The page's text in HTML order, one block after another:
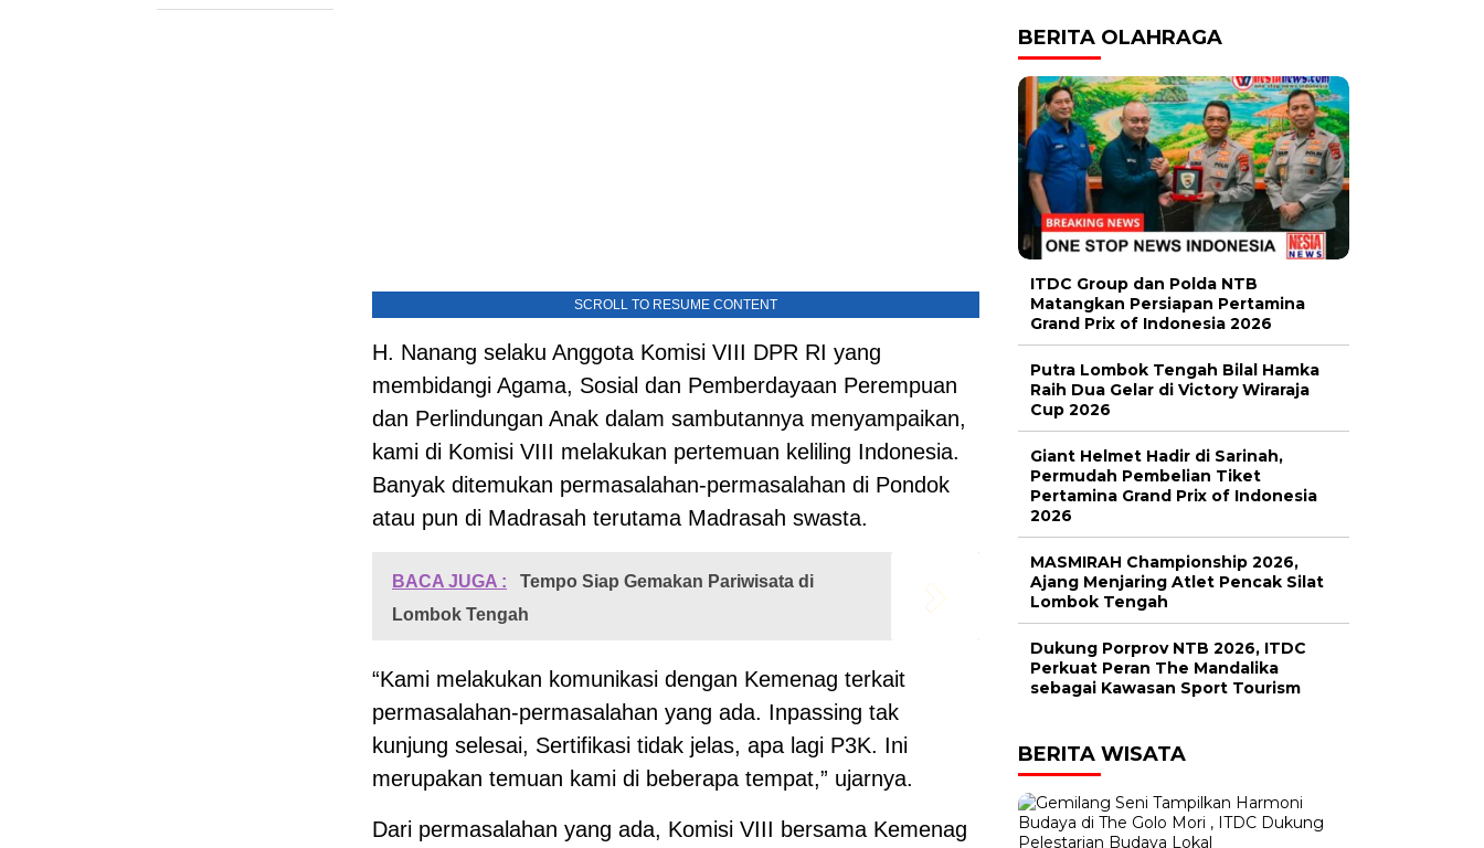
SCROLL TO RESUME CONTENT
H. Nanang selaku Anggota Komisi VIII DPR RI yang
membidangi Agama, Sosial dan Pemberdayaan Perempuan
dan Perlindungan Anak dalam sambutannya menyampaikan,
kami di Komisi VIII melakukan pertemuan keliling Indonesia.
Banyak ditemukan permasalahan-permasalahan di Pondok
atau pun di Madrasah terutama Madrasah swasta.
BACA JUGA :
Tempo Siap Gemakan Pariwisata di
Lombok Tengah
“Kami melakukan komunikasi dengan Kemenag terkait
permasalahan-permasalahan yang ada. Inpassing tak
kunjung selesai, Sertifikasi tidak jelas, apa lagi P3K. Ini
merupakan temuan kami di beberapa tempat,” ujarnya.
Dari permasalahan yang ada, Komisi VIII bersama Kemenag
BERITA OLAHRAGA
ITDC Group dan Polda NTB
Matangkan Persiapan Pertamina
Grand Prix of Indonesia 2026
Putra Lombok Tengah Bilal Hamka
Raih Dua Gelar di Victory Wiraraja
Cup 2026
Giant Helmet Hadir di Sarinah,
Permudah Pembelian Tiket
Pertamina Grand Prix of Indonesia
2026
MASMIRAH Championship 2026,
Ajang Menjaring Atlet Pencak Silat
Lombok Tengah
Dukung Porprov NTB 2026, ITDC
Perkuat Peran The Mandalika
sebagai Kawasan Sport Tourism
BERITA WISATA